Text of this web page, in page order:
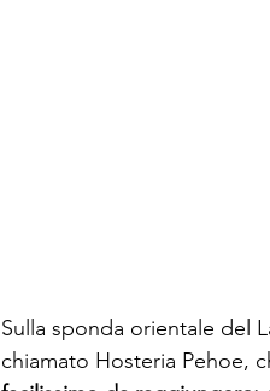
Sulla sponda orientale del
chiamato Hosteria Pehoe,